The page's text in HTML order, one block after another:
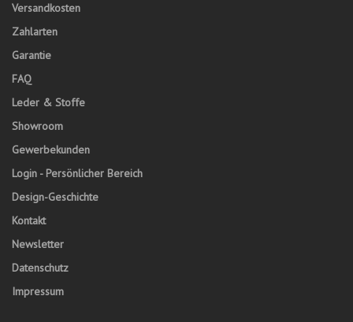
Versandkosten
Zahlarten
Garantie
FAQ
Leder & Stoffe
Showroom
Gewerbekunden
Login - Persönlicher Bereich
Design-Geschichte
Kontakt
Newsletter
Datenschutz
Impressum